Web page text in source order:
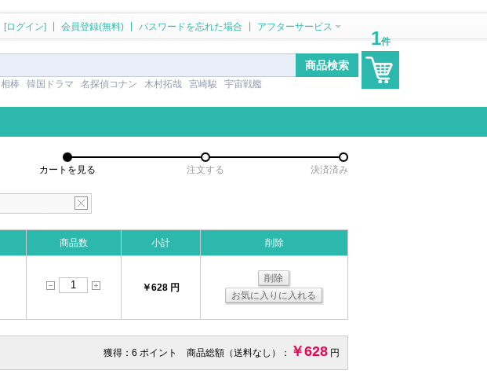
[ログイン] 会員登録(無料) パスワードを忘れた場合 アフターサービス
相棒 韓国ドラマ 名探偵コナン 木村拓哉 宮崎駿 宇宙戦艦
1件
カートを見る 注文する 決済済み
商品数 小計 削除
￥628 円
削除
お気に入りに入れる
獲得：6 ポイント 商品総額（送料なし）： ￥628 円